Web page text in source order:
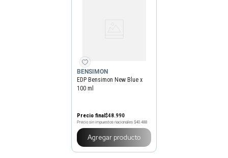
BENSIMON
EDP Bensimon New Blue x
100 ml
Precio final$48.990
Precio sin impuestos nacionales $40.488
Agregar producto